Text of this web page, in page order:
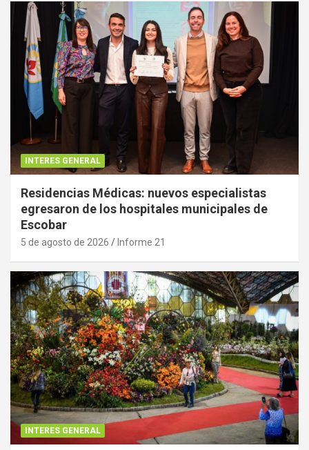
INTERES GENERAL
Residencias Médicas: nuevos especialistas
egresaron de los hospitales municipales de
Escobar
5 de agosto de 2026 Informe 21
INTERES GENERAL